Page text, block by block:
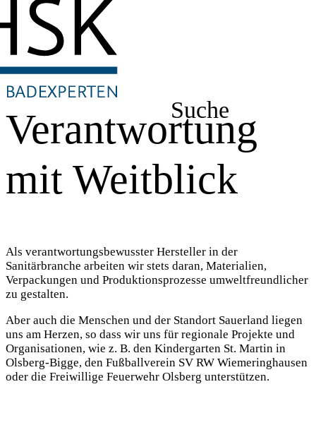
Suche
Verantwortung
mit Weitblick
Als verantwortungsbewusster Hersteller in der
Sanitärbranche arbeiten wir stets daran, Materialien,
Verpackungen und Produktionsprozesse umweltfreundlicher
zu gestalten.
Aber auch die Menschen und der Standort Sauerland liegen
uns am Herzen, so dass wir uns für regionale Projekte und
Organisationen, wie z. B. den Kindergarten St. Martin in
Olsberg-Bigge, den Fußballverein SV RW Wiemeringhausen
oder die Freiwillige Feuerwehr Olsberg unterstützen.